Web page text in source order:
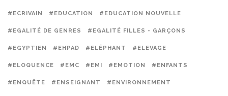
#ECRIVAIN #EDUCATION #EDUCATION NOUVELLE
#EGALITÉ DE GENRES #EGALITÉ FILLES - GARÇONS
#EGYPTIEN #EHPAD #ELÉPHANT #ELEVAGE
#ELOQUENCE #EMC #EMI #EMOTION #ENFANTS
#ENQUÊTE #ENSEIGNANT #ENVIRONNEMENT